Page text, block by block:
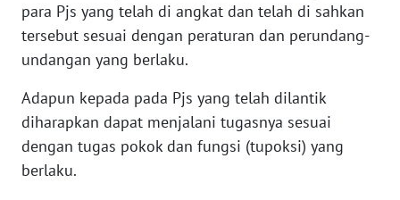
para Pjs yang telah di angkat dan telah di sahkan
tersebut sesuai dengan peraturan dan perundang-
undangan yang berlaku.
Adapun kepada pada Pjs yang telah dilantik
diharapkan dapat menjalani tugasnya sesuai
dengan tugas pokok dan fungsi (tupoksi) yang
berlaku.
Regional
WN
WN
JAKARTA